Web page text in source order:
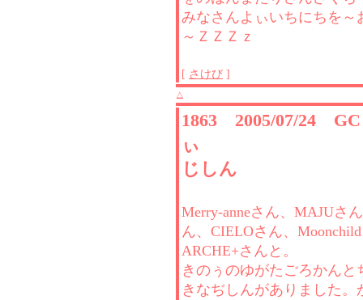
みなさんよぃいちにちを～
～ＺＺＺｚ
[ さけび ]
△
1863 2005/07/24
ぃ
じしん
Merry-anneさん、MAJUさ
ん、CIELOさん、
ARCHE+さんと。
きのぅのゆがたごろかんと
きなぢしんがありました。